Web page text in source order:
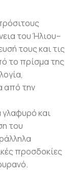
του Ήλιου–
τους και τις
το πρίσμα της
από την
γλαφυρό και
του
προσδοκίες